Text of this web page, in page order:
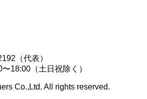
（代表）
18:00（土日祝除く）
Co.,Ltd. All rights reserved.